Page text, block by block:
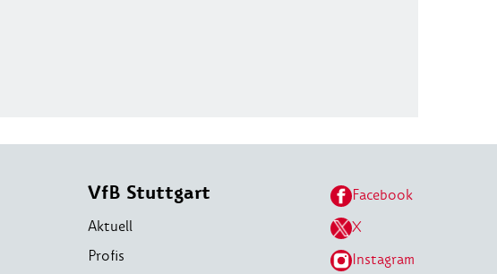
VfB Stuttgart
Aktuell
Profis
Facebook
X
Instagram